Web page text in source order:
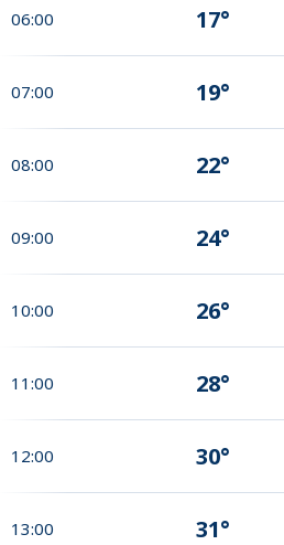
06:00 17°
07:00 19°
08:00 22°
09:00 24°
10:00 26°
11:00 28°
12:00 30°
13:00 31°